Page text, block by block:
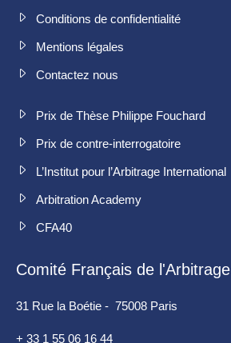
Conditions de confidentialité
Mentions légales
Contactez nous
Prix de Thèse Philippe Fouchard
Prix de contre-interrogatoire
L’Institut pour l’Arbitrage International
Arbitration Academy
CFA40
Comité Français de l'Arbitrage
31 Rue la Boétie - 75008 Paris
+ 33 1 55 06 16 44